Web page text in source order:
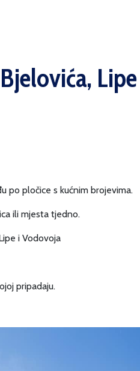
po pločice s kućnim brojevima.
ili mjesta tjedno.
i Vodovoja
pripadaju.